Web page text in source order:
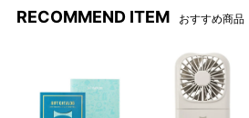
RECOMMEND ITEM おすすめ商品